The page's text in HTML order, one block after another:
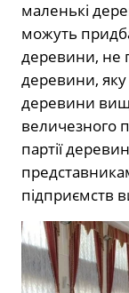
маленькі
можуть
деревини, не
деревини, яку
деревини
величезного
партії
підприємств